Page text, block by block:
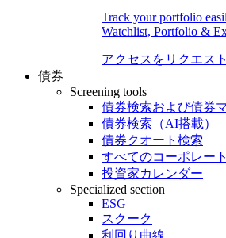
Track your portfolio
Watchlist, Portfolio &
アクセスをリクエスト
債券
Screening tools
債券検索および債券
債券検索（AI搭載）
債券クオート検索
すべてのコーポレー
投資家カレンダー
Specialized section
ESG
スクーク
利回り曲線